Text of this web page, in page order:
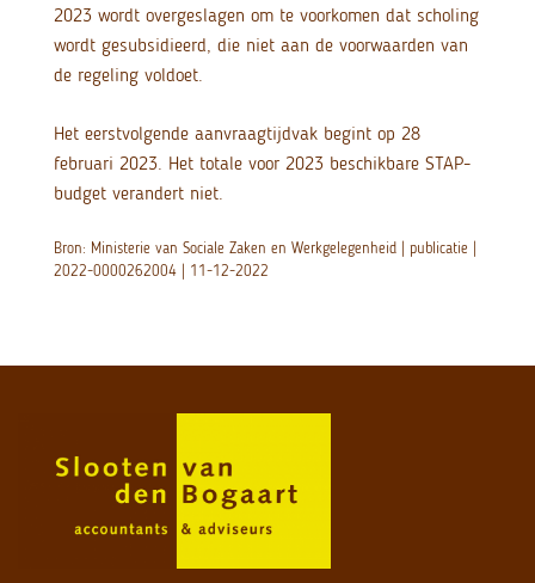
2023 wordt overgeslagen om te voorkomen dat scholing
wordt gesubsidieerd, die niet aan de voorwaarden van
de regeling voldoet.
Het eerstvolgende aanvraagtijdvak begint op 28
februari 2023. Het totale voor 2023 beschikbare STAP-
budget verandert niet.
Bron: Ministerie van Sociale Zaken en Werkgelegenheid | publicatie |
2022-0000262004 | 11-12-2022